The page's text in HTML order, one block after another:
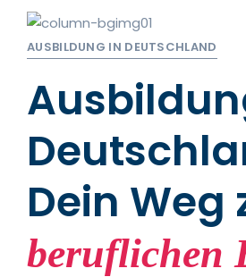
AUSBILDUNG IN DEUTSCHLAND
Dein Weg
beruflichen